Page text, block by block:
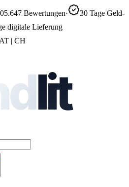
Bewertungen·
30 Tage Geld-
digitale Lieferung
| CH
lit